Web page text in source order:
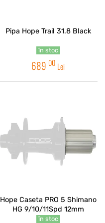
Pipa Hope Trail 31.8 Black
în stoc
689 00 Lei
Hope Caseta PRO 5 Shimano
HG 9/10/11Spd 12mm
în stoc